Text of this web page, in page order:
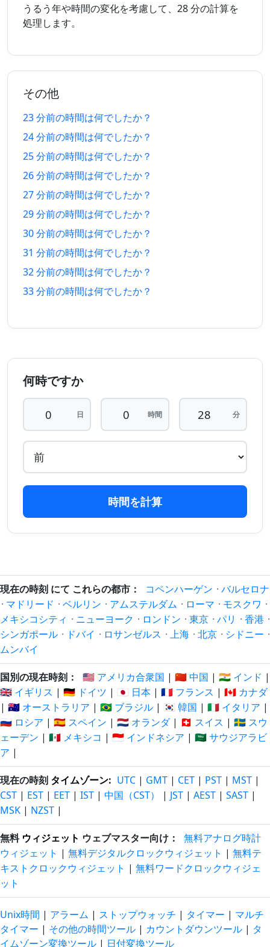
前
2026/08/06
後
2026/08/06
前
後
前
21 分
前
2026/08/06
21 分
後
22 分
前
2026/08/06
22 分
後
前
2026/08/06
後
24 分
前
2026/08/06
24 分
後
25 分
2026/08/06
25 分
26 分
26 分
前
2026/08/06
28 分
2026/08/06
28 分
2026/08/06
29 分
前
2026/08/06
後
31 分
31 分
32 分
前
2026/08/06
32 分
後
33 分
前
2026/08/06
33 分
後
2026/08/06
34 分
前
2026/08/06
後
2026/08/06
35 分
前
2026/08/06
35 分
後
2026/08/06
36 分
2026/08/06
36 分
2026/08/06
37 分
前
2026/08/06
37 分
後
2026/08/06
前
2026/08/06
後
2026/08/06
39 分
前
2026/08/06
39 分
後
2026/08/06
40 分
前
2026/08/06
40 分
後
2026/08/06
41 分 41 分
うるう年や時間の変化を考慮して、28 分の計算を
処理します。
その他
23 分前の時間は何でしたか？
24 分前の時間は何でしたか？
25 分前の時間は何でしたか？
26 分前の時間は何でしたか？
27 分前の時間は何でしたか？
29 分前の時間は何でしたか？
30 分前の時間は何でしたか？
31 分前の時間は何でしたか？
32 分前の時間は何でしたか？
33 分前の時間は何でしたか？
何時ですか
日 時間 分
時間を計算
現在の時刻 にて これらの都市： コペンハーゲン · バルセロナ
· マドリード · ベルリン · アムステルダム · ローマ · モスクワ ·
メキシコシティ · ニューヨーク · ロンドン · 東京 · パリ · 香港 ·
シンガポール · ドバイ · ロサンゼルス · 上海 · 北京 · シドニー ·
ムンバイ
国別の現在時刻： 🇺🇸 アメリカ合衆国 | 🇨🇳 中国 | 🇮🇳 インド |
🇬🇧 イギリス | 🇩🇪 ドイツ | 🇯🇵 日本 | 🇫🇷 フランス | 🇨🇦 カナダ
| 🇦🇺 オーストラリア | 🇧🇷 ブラジル | 🇰🇷 韓国 | 🇮🇹 イタリア |
🇷🇺 ロシア | 🇪🇸 スペイン | 🇳🇱 オランダ| 🇨🇭 スイス | 🇸🇪 スウ
ェーデン | 🇲🇽 メキシコ | 🇮🇩 インドネシア | 🇸🇦 サウジアラビ
ア |
現在の時刻 タイムゾーン: UTC | GMT | CET | PST | MST |
CST | EST | EET | IST | 中国（CST） | JST | AEST | SAST |
MSK | NZST |
無料 ウィジェット ウェブマスター向け：
無料アナログ時計
ウィジェット | 無料デジタルクロックウィジェット | 無料テ
キストクロックウィジェット | 無料ワードクロックウィジェ
ット
Unix時間 | アラーム | ストップウォッチ | タイマー | マルチ
タイマー | その他の時間ツール | カウントダウンツール | タ
イムゾーン変換ツール | 日付変換ツール